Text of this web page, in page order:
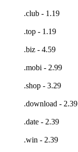
.club - 1.19
.top - 1.19
.biz - 4.59
.mobi - 2.99
.shop - 3.29
.download - 2.39
.date - 2.39
.win - 2.39